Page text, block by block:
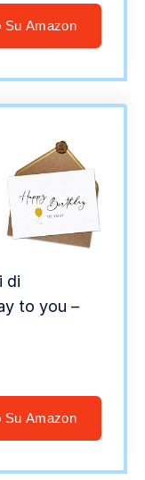
Su Amazon
di
to you –
Su Amazon